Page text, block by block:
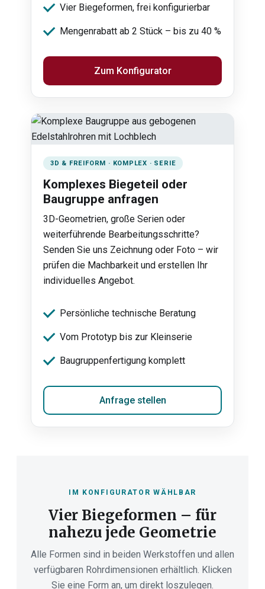
Vier Biegeformen, frei konfigurierbar
Mengenrabatt ab 2 Stück – bis zu 40 %
Zum Konfigurator
3D & FREIFORM · KOMPLEX · SERIE
Komplexes Biegeteil oder
Baugruppe anfragen
3D-Geometrien, große Serien oder
weiterführende Bearbeitungsschritte?
Senden Sie uns Zeichnung oder Foto – wir
prüfen die Machbarkeit und erstellen Ihr
individuelles Angebot.
Persönliche technische Beratung
Vom Prototyp bis zur Kleinserie
Baugruppenfertigung komplett
Anfrage stellen
IM KONFIGURATOR WÄHLBAR
Vier Biegeformen – für
nahezu jede Geometrie
Alle Formen sind in beiden Werkstoffen und allen
verfügbaren Rohrdimensionen erhältlich. Klicken
Sie eine Form an, um direkt loszulegen.